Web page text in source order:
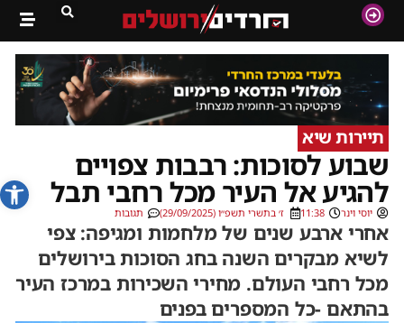
פתח
תיירות שיא
שבוע לסוכות: רבבות צפויים
להגיע אל העיר מכל רחבי תבל
יוסי וינר 11:38 ז׳ בתשרי תשפ״ו (29/09/2025) תגובות
אחרי ארבע שנים של מלחמות ומגיפה: צפי
לשיא מבקרים השנה בחג הסוכות בירושלים
מכל רחבי העולם. מחירי השכירות במרכז העיר
בהתאם -כל המספרים בפנים